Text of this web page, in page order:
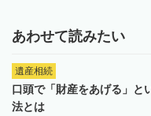
あわせて読みたい
遺産相続
口頭で「財産をあげる」と
法とは